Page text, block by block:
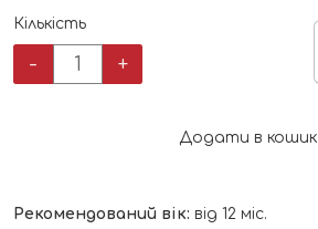
Кількість
-
Печиво
Kiddylicious
+
Додати в кошик
Рекомендований вік: від 12 міс.